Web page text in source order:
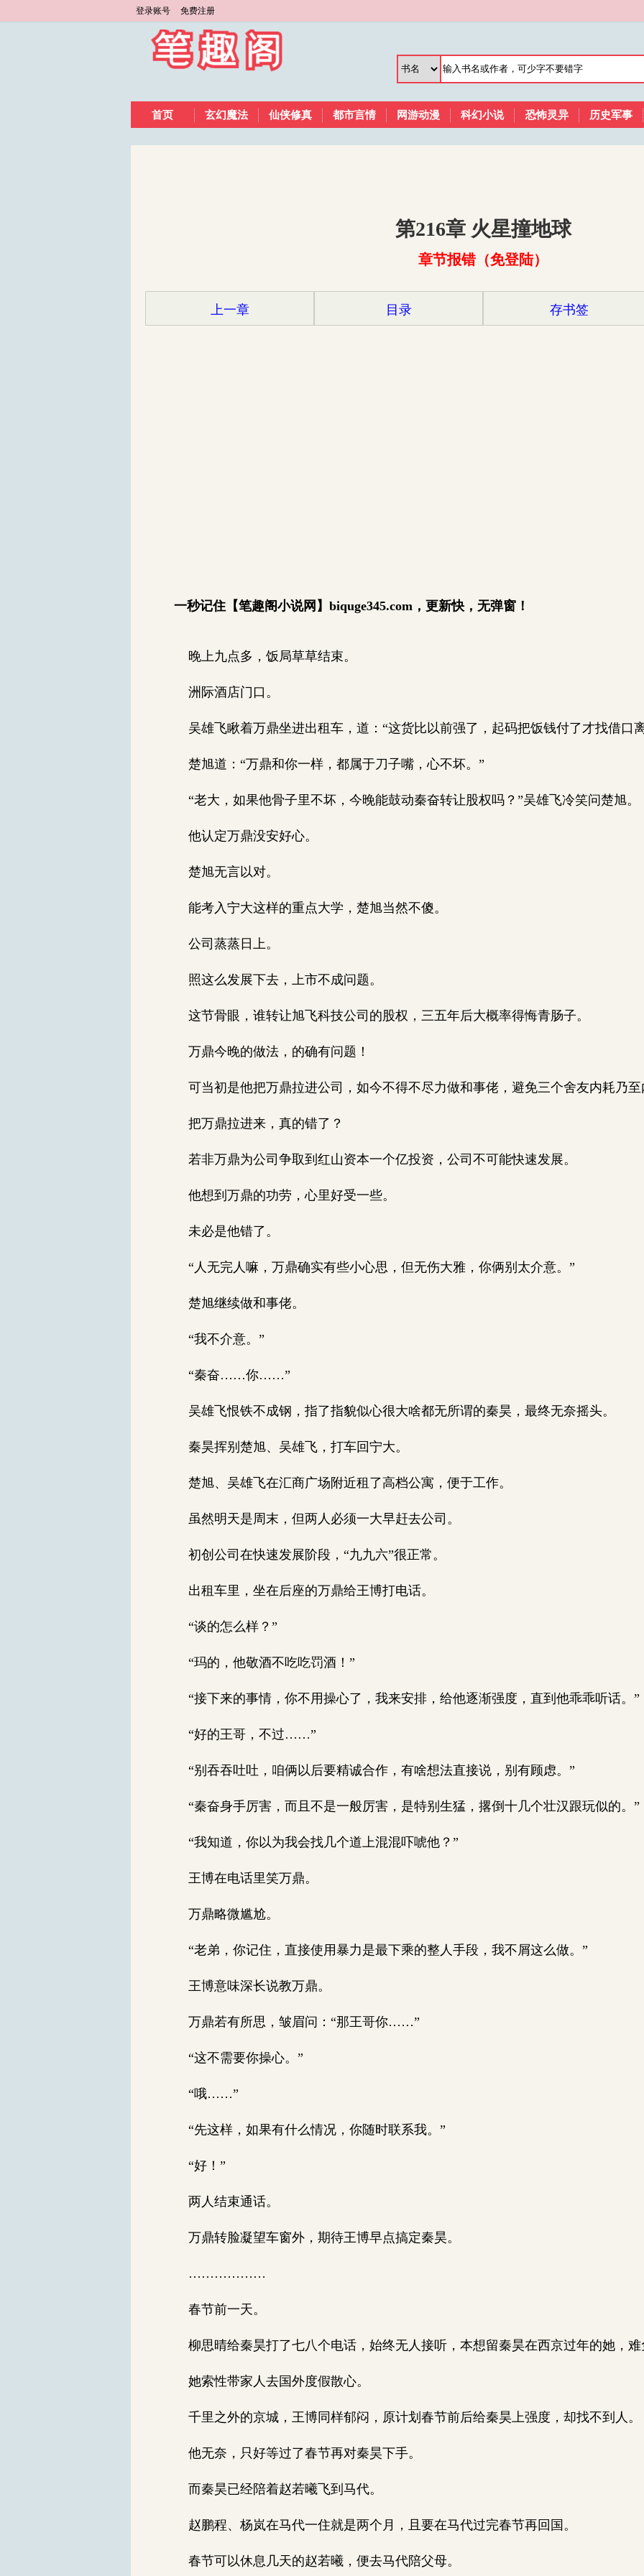
登录账号 免费注册
首页 玄幻魔法 仙侠修真 都市言情 网游动漫 科幻小说 恐怖灵异 历史军事
第216章 火星撞地球
章节报错（免登陆）
上一章 目录 存书签
一秒记住【笔趣阁小说网】biquge345.com，更新快，无弹窗！
晚上九点多，饭局草草结束。
洲际酒店门口。
吴雄飞瞅着万鼎坐进出租车，道：“这货比以前强了，起码把饭钱付了才找借口
楚旭道：“万鼎和你一样，都属于刀子嘴，心不坏。”
“老大，如果他骨子里不坏，今晚能鼓动秦奋转让股权吗？”吴雄飞冷笑问楚旭。
他认定万鼎没安好心。
楚旭无言以对。
能考入宁大这样的重点大学，楚旭当然不傻。
公司蒸蒸日上。
照这么发展下去，上市不成问题。
这节骨眼，谁转让旭飞科技公司的股权，三五年后大概率得悔青肠子。
万鼎今晚的做法，的确有问题！
可当初是他把万鼎拉进公司，如今不得不尽力做和事佬，避免三个舍友内耗乃至
把万鼎拉进来，真的错了？
若非万鼎为公司争取到红山资本一个亿投资，公司不可能快速发展。
他想到万鼎的功劳，心里好受一些。
未必是他错了。
“人无完人嘛，万鼎确实有些小心思，但无伤大雅，你俩别太介意。”
楚旭继续做和事佬。
“我不介意。”
“秦奋……你……”
吴雄飞恨铁不成钢，指了指貌似心很大啥都无所谓的秦昊，最终无奈摇头。
秦昊挥别楚旭、吴雄飞，打车回宁大。
楚旭、吴雄飞在汇商广场附近租了高档公寓，便于工作。
虽然明天是周末，但两人必须一大早赶去公司。
初创公司在快速发展阶段，“九九六”很正常。
出租车里，坐在后座的万鼎给王博打电话。
“谈的怎么样？”
“玛的，他敬酒不吃吃罚酒！”
“接下来的事情，你不用操心了，我来安排，给他逐渐强度，直到他乖乖听话。”
“好的王哥，不过……”
“别吞吞吐吐，咱俩以后要精诚合作，有啥想法直接说，别有顾虑。”
“秦奋身手厉害，而且不是一般厉害，是特别生猛，撂倒十几个壮汉跟玩似的。”
“我知道，你以为我会找几个道上混混吓唬他？”
王博在电话里笑万鼎。
万鼎略微尴尬。
“老弟，你记住，直接使用暴力是最下乘的整人手段，我不屑这么做。”
王博意味深长说教万鼎。
万鼎若有所思，皱眉问：“那王哥你……”
“这不需要你操心。”
“哦……”
“先这样，如果有什么情况，你随时联系我。”
“好！”
两人结束通话。
万鼎转脸凝望车窗外，期待王博早点搞定秦昊。
………………
春节前一天。
柳思晴给秦昊打了七八个电话，始终无人接听，本想留秦昊在西京过年的她，难
她索性带家人去国外度假散心。
千里之外的京城，王博同样郁闷，原计划春节前后给秦昊上强度，却找不到人。
他无奈，只好等过了春节再对秦昊下手。
而秦昊已经陪着赵若曦飞到马代。
赵鹏程、杨岚在马代一住就是两个月，且要在马代过完春节再回国。
春节可以休息几天的赵若曦，便去马代陪父母。